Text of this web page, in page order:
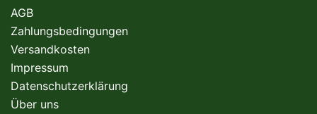
AGB
Zahlungsbedingungen
Versandkosten
Impressum
Datenschutzerklärung
Über uns